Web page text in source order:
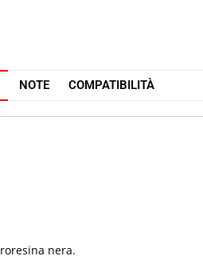
NOTE COMPATIBILITÀ
nera.